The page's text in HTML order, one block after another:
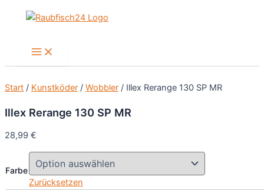
Main
Menu
Start / Kunstköder / Wobbler / Illex Rerange 130 SP MR
Illex Rerange 130 SP MR
28,99 €
Farbe
Zurücksetzen